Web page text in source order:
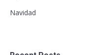
Navidad